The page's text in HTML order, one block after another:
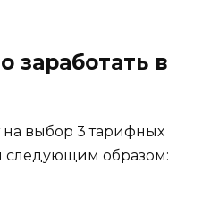
заработать в
выбор 3 тарифных
следующим образом: